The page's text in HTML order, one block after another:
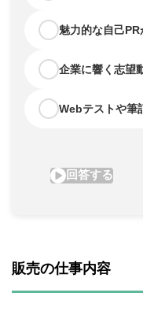
販売の仕事内容